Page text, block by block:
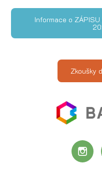
Informace o
Zkoušky